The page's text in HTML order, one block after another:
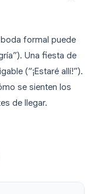
boda formal puede
Una fiesta de
(“¡Estaré allí!”).
se sienten los
de llegar.